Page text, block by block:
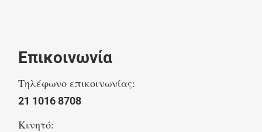
Επικοινωνία
Τηλέφωνο επικοινωνίας:
21 1016 8708
Κινητό: